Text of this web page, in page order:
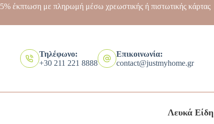
5% έκπτωση με πληρωμή μέσω χρεωστικής ή πιστωτικής κάρτας
Τηλέφωνο:
+30 211 221 8888
Επικοινωνία:
contact@justmyhome.gr
Λευκά Είδη